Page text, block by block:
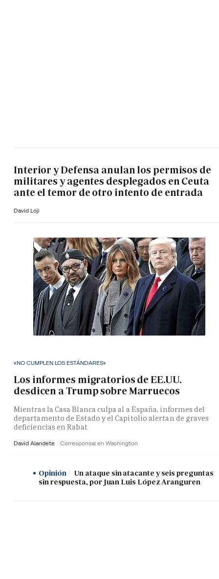
Interior y Defensa anulan los permisos de
militares y agentes desplegados en Ceuta
ante el temor de otro intento de entrada
David Loji
«NO CUMPLEN LOS ESTÁNDARES»
Los informes migratorios de EE.UU.
desdicen a Trump sobre Marruecos
Mientras la Casa Blanca culpa al a España, informes del
departamento de Estado y el Capitolio alertan de graves
deficiencias en Rabat
David Alandete Corresponsal en Washington
Opinión
Un ataque sin atacante y seis preguntas
sin respuesta, por Juan Luis López Aranguren